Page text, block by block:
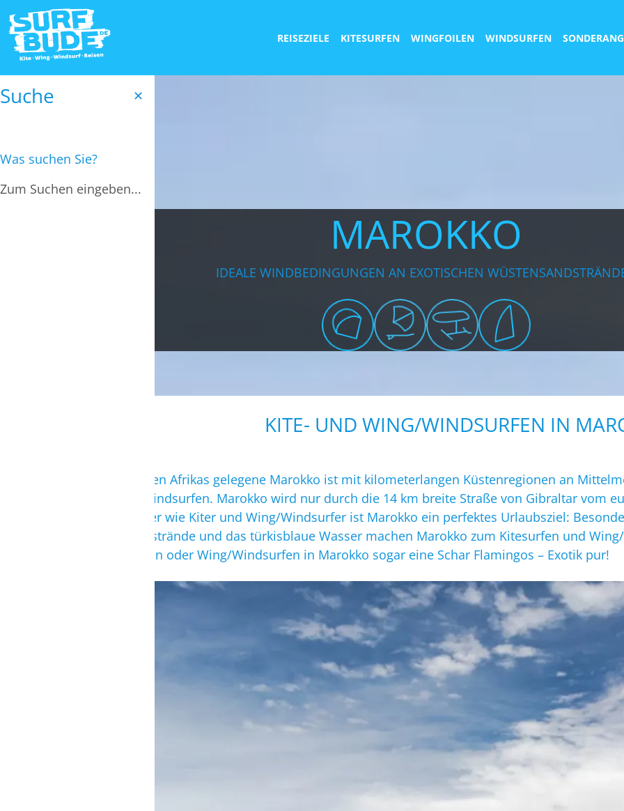
REISEZIELE KITESURFEN WINGFOILEN WINDSURFEN
Suche ✕
Was suchen Sie?
MAROKKO
IDEALE WINDBEDINGUNGEN AN EXOTISCHEN
KITE- UND WING/WINDSURFEN IN
Das im Nordwesten Afrikas gelegene Marokko ist mit kilometerlangen Küstenregionen an
Kite- und Wing/Windsurfen. Marokko wird nur durch die 14 km breite Straße von Gibraltar vom
Für Wassersportler wie Kiter und Wing/Windsurfer ist Marokko ein perfektes Urlaubsziel:
sandigen Atlantikstrände und das türkisblaue Wasser machen Marokko zum Kitesurfen und
ihr beim Kitesurfen oder Wing/Windsurfen in Marokko sogar eine Schar Flamingos – Exotik pur!